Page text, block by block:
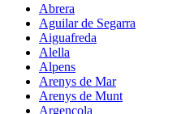
Abrera
Aguilar de Segarra
Aiguafreda
Alella
Alpens
Arenys de Mar
Arenys de Munt
Argençola